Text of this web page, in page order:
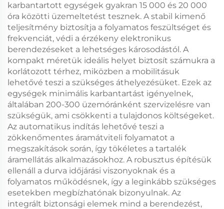
karbantartott egységek gyakran 15 000 és 20 000
óra közötti üzemeltetést tesznek. A stabil kimenő
teljesítmény biztosítja a folyamatos feszültséget és
frekvenciát, védi a érzékeny elektronikus
berendezéseket a lehetséges károsodástól. A
kompakt méretük ideális helyet biztosít számukra a
korlátozott térhez, miközben a mobilitásuk
lehetővé teszi a szükséges áthelyezésüket. Ezek az
egységek minimális karbantartást igényelnek,
általában 200-300 üzemóránként szervizelésre van
szükségük, ami csökkenti a tulajdonos költségeket.
Az automatikus indítás lehetővé teszi a
zökkenőmentes áramátviteli folyamatot a
megszakítások során, így tökéletes a tartalék
áramellátás alkalmazásokhoz. A robusztus építésük
ellenáll a durva időjárási viszonyoknak és a
folyamatos működésnek, így a leginkább szükséges
esetekben megbízhatónak bizonyulnak. Az
integrált biztonsági elemek mind a berendezést,